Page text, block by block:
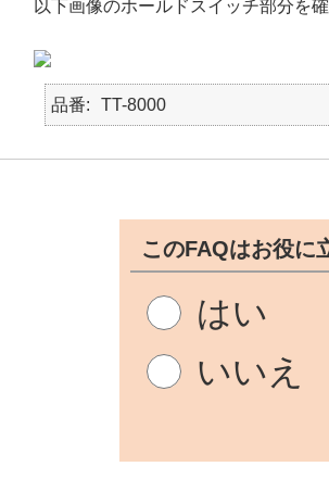
以下画像のホールドスイッチ部分を
品番 TT-8000
このFAQはお役に
はい
いいえ